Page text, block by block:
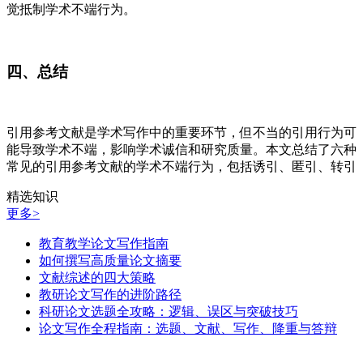
觉抵制学术不端行为。
四、总结
引用参考文献是学术写作中的重要环节，但不当的引用行为可
能导致学术不端，影响学术诚信和研究质量。本文总结了六种
常见的引用参考文献的学术不端行为，包括诱引、匿引、转引
精选知识
更多>
教育教学论文写作指南
如何撰写高质量论文摘要
文献综述的四大策略
教研论文写作的进阶路径
科研论文选题全攻略：逻辑、误区与突破技巧
论文写作全程指南：选题、文献、写作、降重与答辩